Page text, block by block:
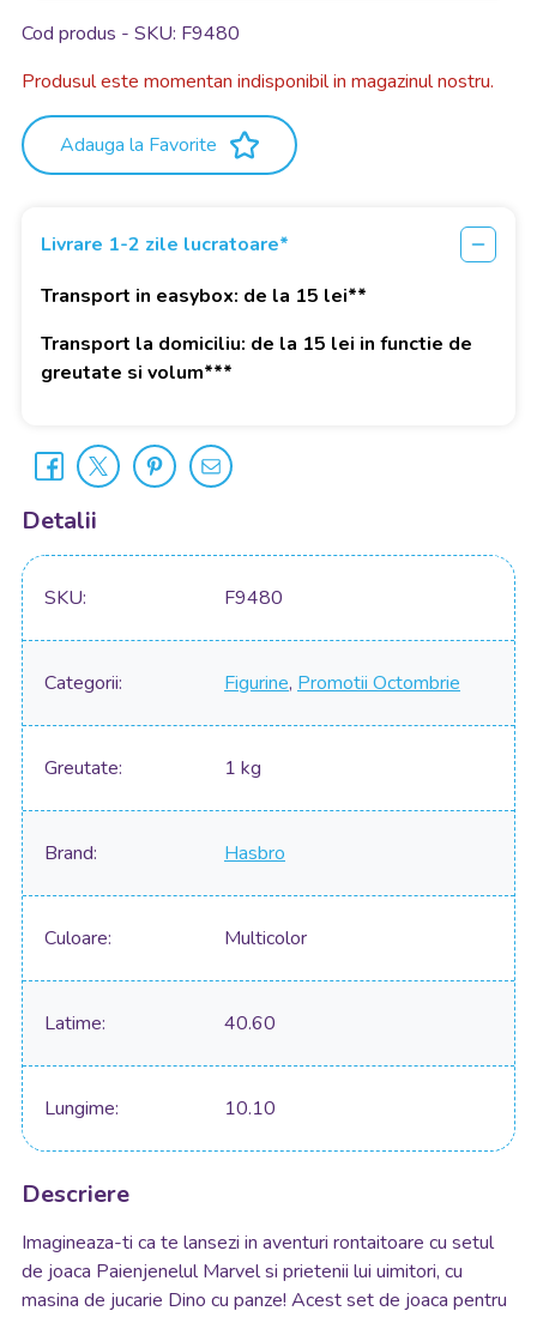
Cod produs - SKU F9480
Produsul este momentan indisponibil in magazinul nostru.
Adauga la Favorite
Livrare 1-2 zile lucratoare*
Transport in easybox: de la 15 lei**
Transport la domiciliu: de la 15 lei in functie de
greutate si volum***
Detalii
SKU F9480
Categorii Figurine, Promotii Octombrie
Greutate 1 kg
Brand Hasbro
Culoare Multicolor
Latime 40.60
Lungime 10.10
Descriere
Imagineaza-ti ca te lansezi in aventuri rontaitoare cu setul
de joaca Paienjenelul Marvel si prietenii lui uimitori, cu
masina de jucarie Dino cu panze! Acest set de joaca pentru